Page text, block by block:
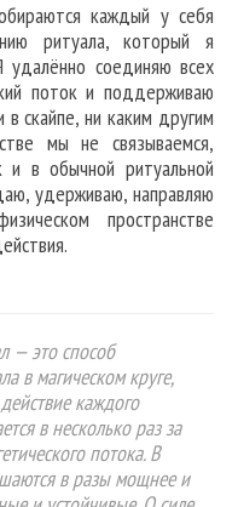
каждый у себя
ритуала, который я
удалённо соединяю всех
поток и поддерживаю
в скайпе, ни каким другим
мы не связываемся,
и в обычной ритуальной
удерживаю, направляю
пространстве
— это способ
в магическом круге,
каждого
в несколько раз за
потока. В
в разы мощнее и